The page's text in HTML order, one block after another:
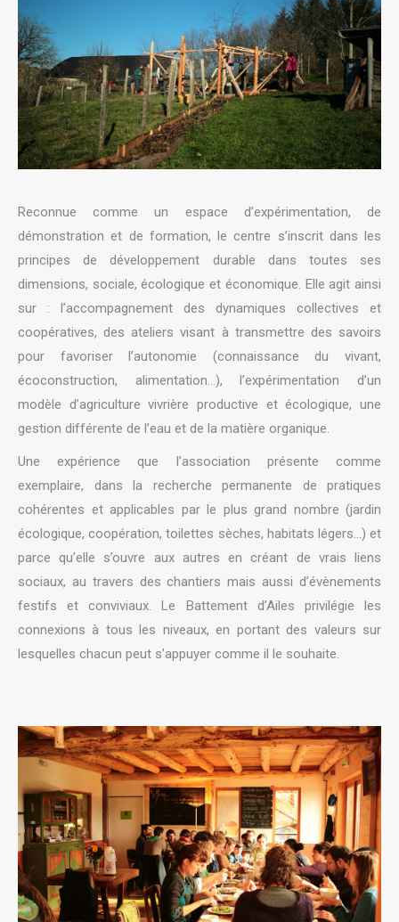
Reconnue comme un espace d’expérimentation, de
démonstration et de formation, le centre s’inscrit dans les
principes de développement durable dans toutes ses
dimensions, sociale, écologique et économique. Elle agit ainsi
sur : l’accompagnement des dynamiques collectives et
coopératives, des ateliers visant à transmettre des savoirs
pour favoriser l’autonomie (connaissance du vivant,
écoconstruction, alimentation…), l’expérimentation d’un
modèle d’agriculture vivrière productive et écologique, une
gestion différente de l’eau et de la matière organique.
Une expérience que l’association présente comme
exemplaire, dans la recherche permanente de pratiques
cohérentes et applicables par le plus grand nombre (jardin
écologique, coopération, toilettes sèches, habitats légers…) et
parce qu’elle s’ouvre aux autres en créant de vrais liens
sociaux, au travers des chantiers mais aussi d’évènements
festifs et conviviaux. Le Battement d’Ailes privilégie les
connexions à tous les niveaux, en portant des valeurs sur
lesquelles chacun peut s’appuyer comme il le souhaite.